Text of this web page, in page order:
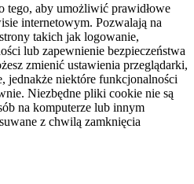
tego, aby umożliwić prawidłowe
internetowym. Pozwalają na
takich jak logowanie,
lub zapewnienie bezpieczeństwa
zmienić ustawienia przeglądarki,
jednakże niektóre funkcjonalności
Niezbędne pliki cookie nie są
na komputerze lub innym
z chwilą zamknięcia